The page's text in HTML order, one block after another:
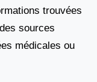
trouvées
sources
médicales ou